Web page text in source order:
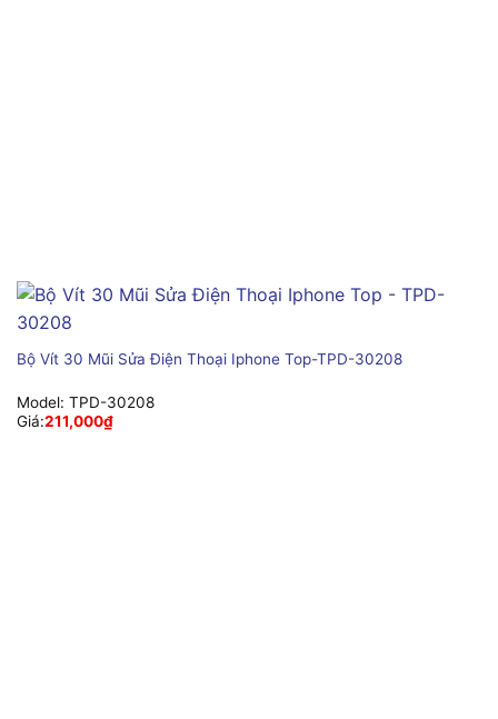
Bộ Vít 30 Mũi Sửa Điện Thoại Iphone Top-TPD-30208
Model: TPD-30208
Giá:211,000₫